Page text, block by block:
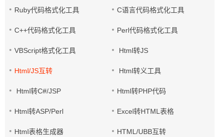
Ruby代码格式化工具 C语言代码格式化工具
C++代码格式化工具 Perl代码格式化工具
VBScript格式化工具 Html转JS
Html/JS互转 Html转义工具
Html转C#/JSP Html转PHP代码
Html转ASP/Perl Excel转HTML表格
Html表格生成器 HTML/UBB互转